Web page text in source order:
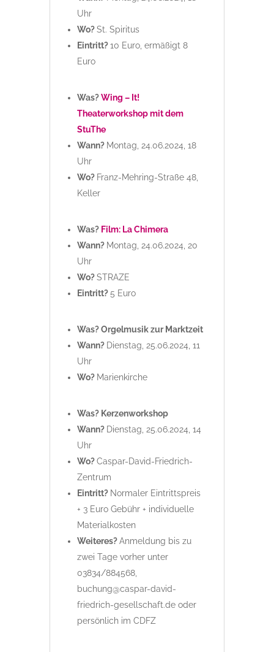
Uhr
Wo?St. Spiritus
Eintritt?10 Euro, ermäßigt 8
Euro
Was?Wing – It!
Theaterworkshop mit dem
StuThe
Wann? Montag, 24.06.2024, 18
Uhr
Wo? Franz-Mehring-Straße 48,
Keller
Was? Film: La Chimera
Wann? Montag, 24.06.2024, 20
Uhr
Wo?STRAZE
Eintritt?5 Euro
Was? Orgelmusik zur Marktzeit
Wann? Dienstag, 25.06.2024, 11
Uhr
Wo? Marienkirche
Was? Kerzenworkshop
Wann? Dienstag, 25.06.2024, 14
Uhr
Wo?Caspar-David-Friedrich-
Zentrum
Eintritt? Normaler Eintrittspreis
+ 3 Euro Gebühr + individuelle
Materialkosten
Weiteres?Anmeldung bis zu
zwei Tage vorher unter
03834/884568,
buchung@caspar-david-
friedrich-gesellschaft.de oder
persönlich im CDFZ